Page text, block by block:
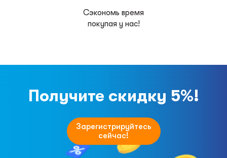
Сэкономь время
покупая у нас!
Получите скидку 5%!
Зарегистрируйтесь
сейчас!